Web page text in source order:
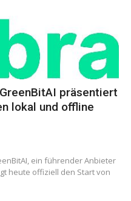
präsentiert
lokal und offline
ein führender Anbieter
heute offiziell den Start von